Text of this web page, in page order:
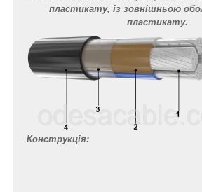
пластикату, із зовнішньою
пластикату.
Конструкція: